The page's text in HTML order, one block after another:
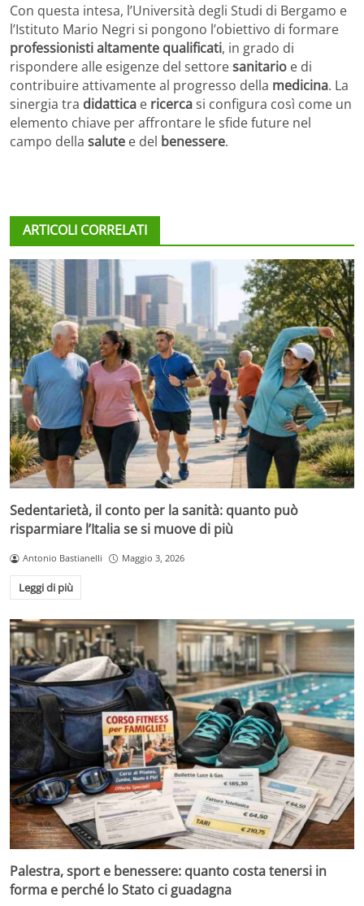
Con questa intesa, l’Università degli Studi di Bergamo e
l’Istituto Mario Negri si pongono l’obiettivo di formare
professionisti altamente qualificati, in grado di
rispondere alle esigenze del settoresanitario e di
contribuire attivamente al progresso della medicina. La
sinergia tra didattica e ricercasi configura così come un
elemento chiave per affrontare le sfide future nel
campo della salute e del benessere.
ARTICOLI CORRELATI
Sedentarietà, il conto per la sanità: quanto può
risparmiare l’Italia se si muove di più
Antonio Bastianelli Maggio 3, 2026
Leggi di più
Palestra, sport e benessere: quanto costa tenersi in
forma e perché lo Stato ci guadagna